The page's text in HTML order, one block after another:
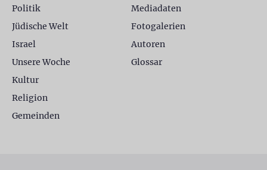
Politik
Jüdische Welt
Israel
Unsere Woche
Kultur
Religion
Gemeinden
Mediadaten
Fotogalerien
Autoren
Glossar